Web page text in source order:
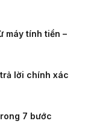
máy tính tiền –
lời chính xác
7 bước